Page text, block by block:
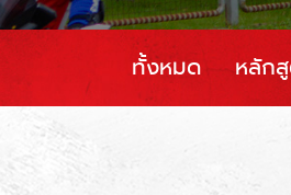
ทั้งหมด หลัก